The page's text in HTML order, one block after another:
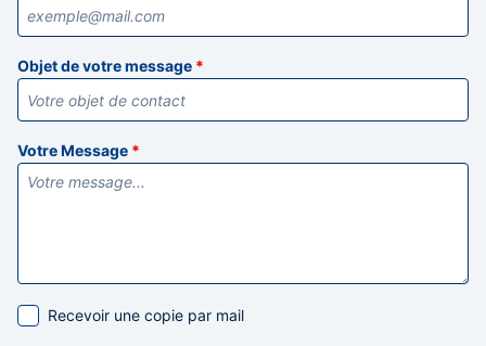
Objet de votre message *
Votre Message *
Recevoir une copie par mail